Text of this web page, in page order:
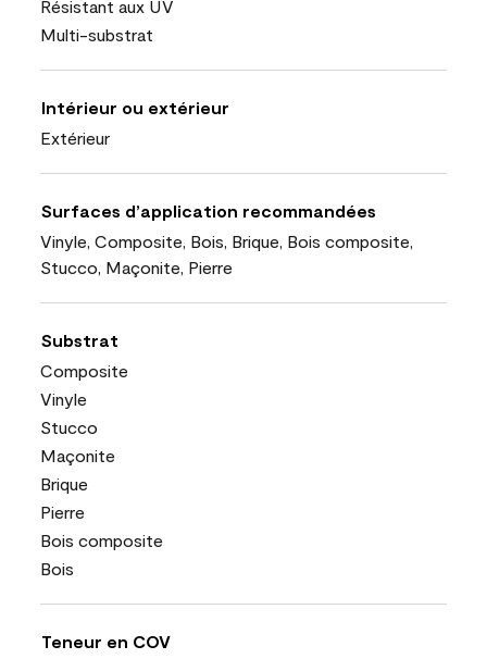
Résistant aux UV
Multi-substrat
Intérieur ou extérieur
Extérieur
Surfaces d’application recommandées
Vinyle, Composite, Bois, Brique, Bois composite,
Stucco, Maçonite, Pierre
Substrat
Composite
Vinyle
Stucco
Maçonite
Brique
Pierre
Bois composite
Bois
Teneur en COV